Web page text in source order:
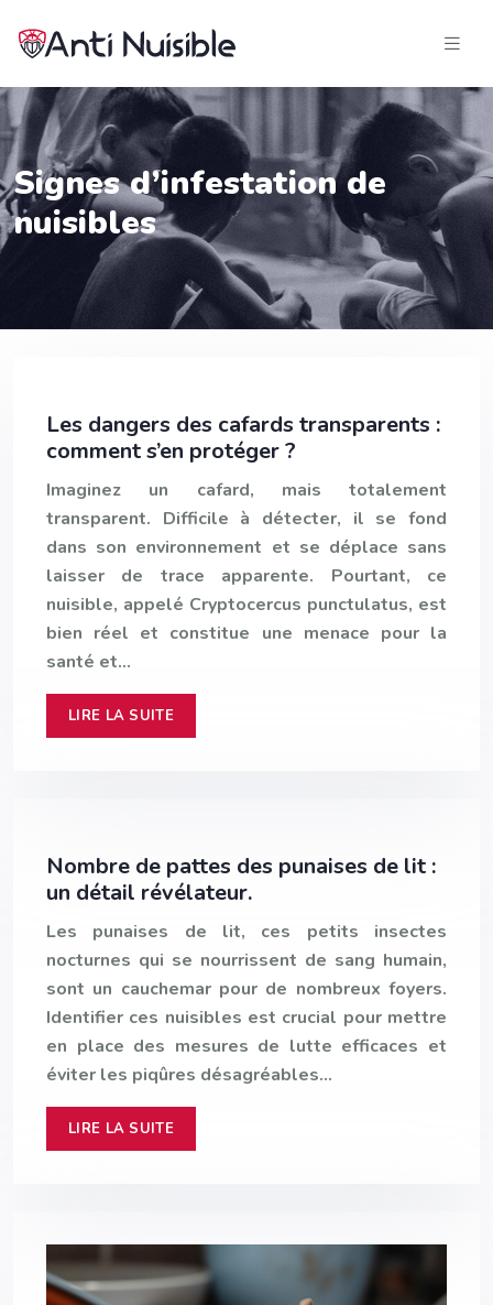
Signes d’infestation de
nuisibles
Les dangers des cafards transparents :
comment s’en protéger ?
Imaginez un cafard, mais totalement
transparent. Difficile à détecter, il se fond
dans son environnement et se déplace sans
laisser de trace apparente. Pourtant, ce
nuisible, appelé Cryptocercus punctulatus, est
bien réel et constitue une menace pour la
santé et…
LIRE LA SUITE
Nombre de pattes des punaises de lit :
un détail révélateur.
Les punaises de lit, ces petits insectes
nocturnes qui se nourrissent de sang humain,
sont un cauchemar pour de nombreux foyers.
Identifier ces nuisibles est crucial pour mettre
en place des mesures de lutte efficaces et
éviter les piqûres désagréables…
LIRE LA SUITE